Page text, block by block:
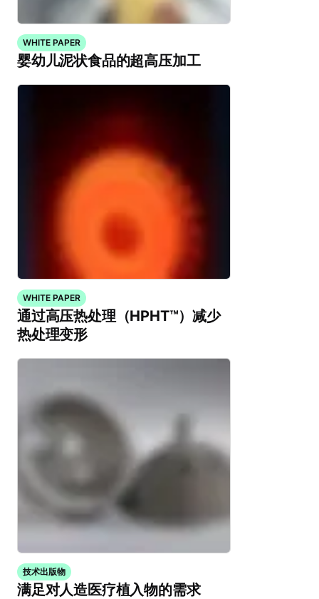
WHITE PAPER
婴幼儿泥状食品的超高压加工
WHITE PAPER
通过高压热处理（HPHT™）减少
热处理变形
技术出版物
满足对人造医疗植入物的需求